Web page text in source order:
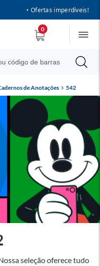
• Ofertas imperdíveis!
0
de Anotações 542
seleção oferece tudo